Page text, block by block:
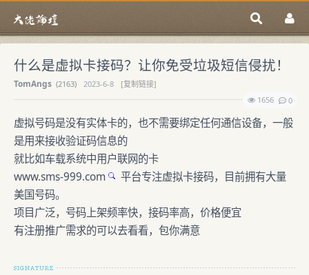
什么是虚拟卡接码？让你免受垃圾短信侵扰！
TomAngs (2163) 2023-6-8
[复制链接]
1656
0
虚拟号码是没有实体卡的，也不需要绑定任何通信设备，一般
是用来接收验证码信息的
就比如车载系统中用户联网的卡
www.sms-999.com
平台专注虚拟卡接码，目前拥有大量
美国号码。
项目广泛，号码上架频率快，接码率高，价格便宜
有注册推广需求的可以去看看，包你满意